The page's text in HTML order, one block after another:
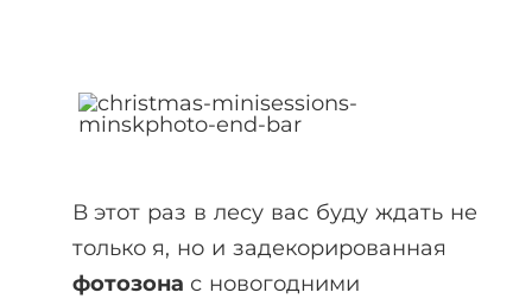
В этот раз в лесу вас буду ждать не
только я, но и задекорированная
фотозона с новогодними